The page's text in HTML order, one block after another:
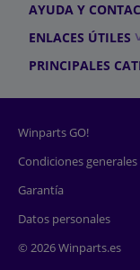
AYUDA Y
ENLACES ÚTILES
PRINCIPALES
Winparts GO!
Condiciones
Garantía
Datos personales
© 2026 Winparts.es